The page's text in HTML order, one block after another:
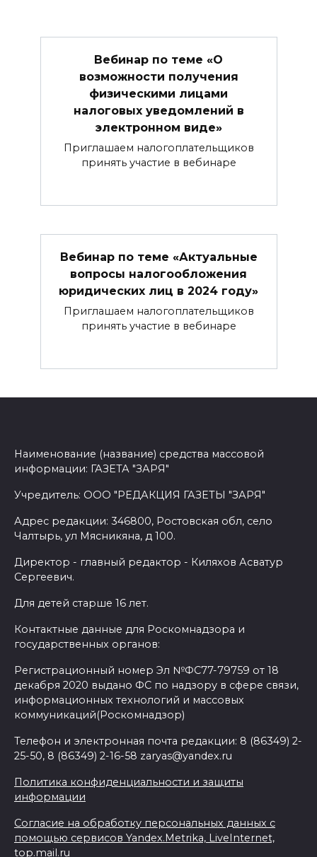
Вебинар по теме «О
возможности получения
физическими лицами
налоговых уведомлений в
электронном виде»
Приглашаем налогоплательщиков
принять участие в вебинаре
Вебинар по теме «Актуальные
вопросы налогообложения
юридических лиц в 2024 году»
Приглашаем налогоплательщиков
принять участие в вебинаре
Наименование (название) средства массовой
информации: ГАЗЕТА "ЗАРЯ"
Учредитель: ООО "РЕДАКЦИЯ ГАЗЕТЫ "ЗАРЯ"
Адрес редакции: 346800, Ростовская обл, село
Чалтырь, ул Мясникяна, д 100.
Директор - главный редактор - Киляхов Асватур
Сергеевич.
Для детей старше 16 лет.
Контактные данные для Роскомнадзора и
государственных органов:
Регистрационный номер Эл №ФС77-79759 от 18
декабря 2020 выдано ФС по надзору в сфере связи,
информационных технологий и массовых
коммуникаций(Роскомнадзор)
Телефон и электронная почта редакции: 8 (86349) 2-
25-50, 8 (86349) 2-16-58 zaryas@yandex.ru
Политика конфиденциальности и защиты
информации
Согласие на обработку персональных данных с
помощью сервисов Yandex.Metrika, LiveInternet,
top.mail.ru